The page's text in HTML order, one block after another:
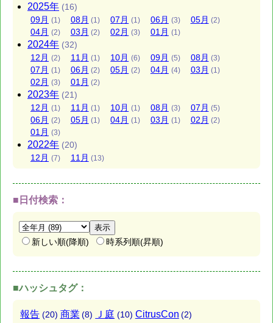
2025年 (16)
09月 (1) 08月 (1) 07 月 (1) 06月 (3) 05月 (2)
04月 (2) 03 月 (2) 02 月 (3) 01 月 (1)
2024年 (32)
12 月 (2) 11 月 (1) 10月 (6) 09月 (5) 08月 (3)
07 月 (1) 06月 (2) 05月 (2) 04月 (4) 03 月 (1)
02 月 (3) 01 月 (2)
2023年 (21)
12 月 (1) 11 月 (1) 10月 (1) 08月 (3) 07 月 (5)
06月 (2) 05月 (1) 04月 (1) 03 月 (1) 02 月 (2)
01 月 (3)
2022年 (20)
12 月 (7) 11 月 (13)
■日付検索：
新しい順(降順) 時系列順(昇順)
■ハッシュタグ：
報告 (20) 商業 (8) Ｊ庭 (10) CitrusCon (2)